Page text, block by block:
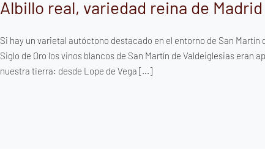
Albillo real, variedad reina de Madrid
Si hay un varietal autóctono destacado en el entorno de San Martín
Siglo de Oro los vinos blancos de San Martín de Valdeiglesias eran
nuestra tierra: desde Lope de Vega [...]